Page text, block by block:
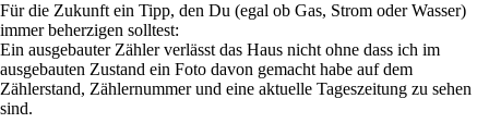
Für die Zukunft ein Tipp, den Du (egal ob Gas, Strom oder Wasser)
immer beherzigen solltest:
Ein ausgebauter Zähler verlässt das Haus nicht ohne dass ich im
ausgebauten Zustand ein Foto davon gemacht habe auf dem
Zählerstand, Zählernummer und eine aktuelle Tageszeitung zu sehen
sind.